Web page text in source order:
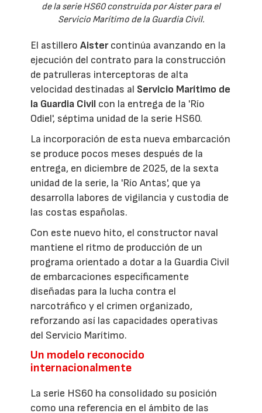
de la serie HS60 construida por Aister para el
Servicio Marítimo de la Guardia Civil.
El astilleroAistercontinúa avanzando en la
ejecución del contrato para la construcción
de patrulleras interceptoras de alta
velocidad destinadas al Servicio Marítimo de
la Guardia Civil con la entrega de la 'Río
Odiel', séptima unidad de la serie HS60.
La incorporación de esta nueva embarcación
se produce pocos meses después de la
entrega, en diciembre de 2025, de la sexta
unidad de la serie, la 'Río Antas', que ya
desarrolla labores de vigilancia y custodia de
las costas españolas.
Con este nuevo hito, el constructor naval
mantiene el ritmo de producción de un
programa orientado a dotar a la Guardia Civil
de embarcaciones específicamente
diseñadas para la lucha contra el
narcotráfico y el crimen organizado,
reforzando así las capacidades operativas
del Servicio Marítimo.
Un modelo reconocido
internacionalmente
La serie HS60 ha consolidado su posición
como una referencia en el ámbito de las